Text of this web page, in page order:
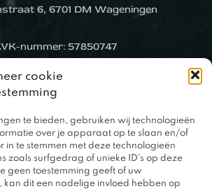
cookie
te bieden, gebruiken wij technologieën
over je apparaat op te slaan en/of
in te stemmen met deze technologieën
zoals surfgedrag of unieke ID's op deze
geen toestemming geeft of uw
kan dit een nadelige invloed hebben op
6, 6701 DM Wageningen
nummer: 57850747